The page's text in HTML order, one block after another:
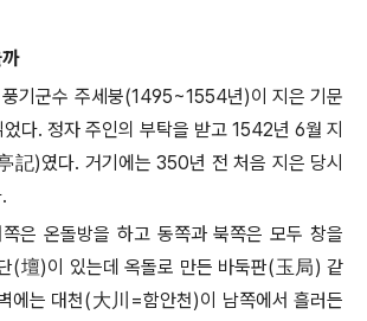
기군수 주세붕(1495~1554년)이 지은 기문
었다. 정자 주인의 부탁을 받고 1542년 6월 지
記)였다. 거기에는 350년 전 처음 지은 당시
.
은 온돌방을 하고 동쪽과 북쪽은 모두 창을
(壇)이 있는데 옥돌로 만든 바둑판(玉局)같
에는 대천(大川 =함안천)이 남쪽에서 흘러든